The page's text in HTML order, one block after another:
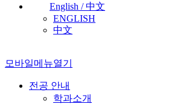
English / 中文
ENGLISH
中文
모바일메뉴열기
전공 안내
학과소개